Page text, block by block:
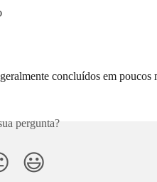
concluídos em poucos
pergunta?
😃